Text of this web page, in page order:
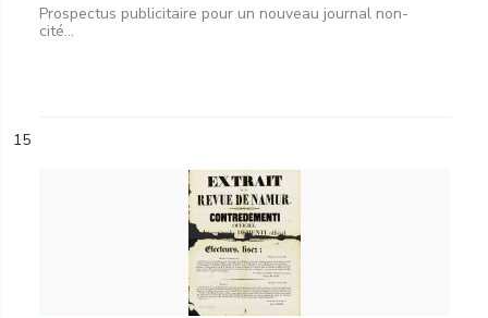
Prospectus publicitaire pour un nouveau journal non-
cité...
15